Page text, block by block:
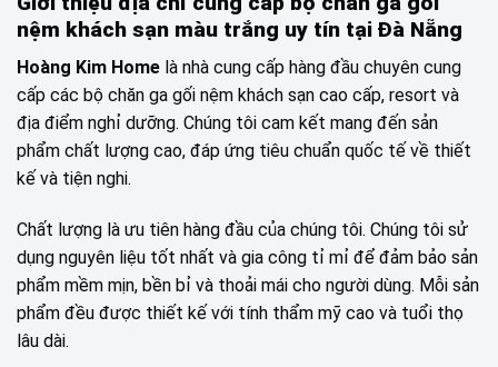
nệm khách sạn màu trắng uy tín tại Đà Nẵng
Hoàng Kim Home là nhà cung cấp hàng đầu chuyên cung
cấp các bộ chăn ga gối nệm khách sạn cao cấp, resort và
địa điểm nghỉ dưỡng. Chúng tôi cam kết mang đến sản
phẩm chất lượng cao, đáp ứng tiêu chuẩn quốc tế về thiết
kế và tiện nghi.
Chất lượng là ưu tiên hàng đầu của chúng tôi. Chúng tôi sử
dụng nguyên liệu tốt nhất và gia công tỉ mỉ để đảm bảo sản
phẩm mềm mịn, bền bỉ và thoải mái cho người dùng. Mỗi sản
phẩm đều được thiết kế với tính thẩm mỹ cao và tuổi thọ
lâu dài.